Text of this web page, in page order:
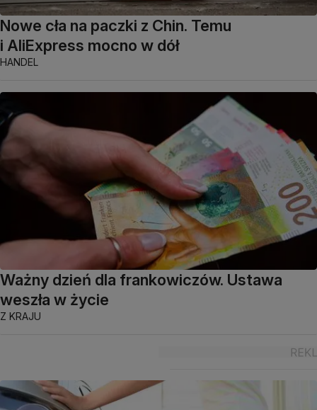
Nowe cła na paczki z Chin. Temu
i AliExpress mocno w dół
HANDEL
Ważny dzień dla frankowiczów. Ustawa
weszła w życie
Z KRAJU